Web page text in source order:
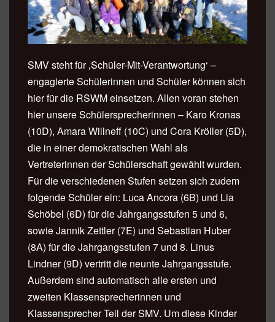
SMV steht für ‚Schüler-Mit-Verantwortung‘ –
engagierte Schülerinnen und Schüler können sich
hier für die RSWM einsetzen. Allen voran stehen
hier unsere Schülersprecherinnen – Karo Kronas
(10D), Amara Willneff (10C) und Cora Kröller (5D),
die in einer demokratischen Wahl als
Vertreterinnen der Schülerschaft gewählt wurden.
Für die verschiedenen Stufen setzen sich zudem
folgende Schüler ein: Luca Ancora (6B) und Lia
Schöbel (6D) für die Jahrgangsstufen 5 und 6,
sowie Jannik Zettler (7E) und Sebastian Huber
(8A) für die Jahrgangsstufen 7 und 8. Linus
Lindner (9D) vertritt die neunte Jahrgangsstufe.
Außerdem sind automatisch alle ersten und
zweiten Klassensprecherinnen und
Klassensprecher Teil der SMV. Um diese Kinder